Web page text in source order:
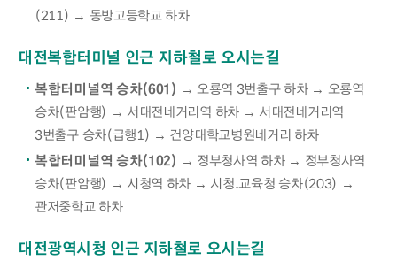
(211) → 동방고등학교 하차
대전복합터미널 인근 지하철로 오시는길
복합터미널역 승차(601) → 오룡역 3번출구 하차 → 오룡역
승차(판암행) → 서대전네거리역 하차 → 서대전네거리역
3번출구 승차(급행1) → 건양대학교병원네거리 하차
복합터미널역 승차(102) → 정부청사역 하차 → 정부청사역
승차(판암행) → 시청역 하차 → 시청.교육청 승차(203) →
관저중학교 하차
대전광역시청 인근 지하철로 오시는길